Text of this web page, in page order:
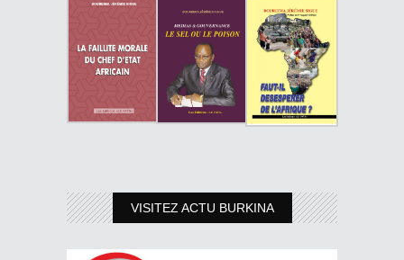
VISITEZ ACTU BURKINA